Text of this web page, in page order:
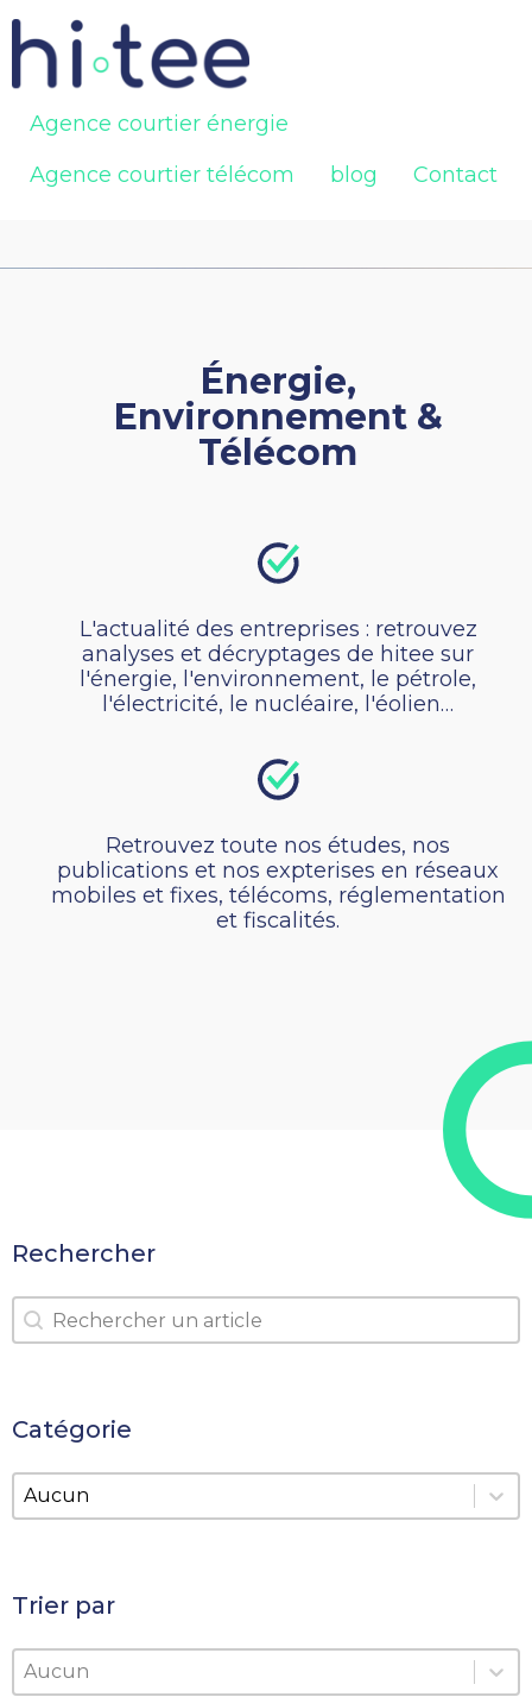
Agence courtier énergie
Agence courtier télécom
blog Contact
Énergie,
Environnement &
Télécom
L'actualité des entreprises : retrouvez
analyses et décryptages de hitee sur
l'énergie, l'environnement, le pétrole,
l'électricité, le nucléaire, l'éolien…
Retrouvez toute nos études, nos
publications et nos expterises en réseaux
mobiles et fixes, télécoms, réglementation
et fiscalités.
Rechercher
Rechercher
Rechercher
Catégorie
Catégorie
Catégorie
Trier par
Trier par
Trier par
Trier par